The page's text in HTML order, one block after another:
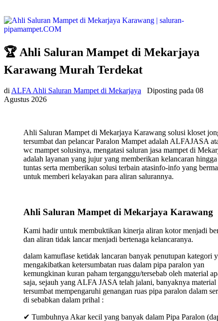
🏆 Ahli Saluran Mampet di Mekarjaya
Karawang Murah Terdekat
di ALFA Ahli Saluran Mampet di Mekarjaya Diposting pada 08
Agustus 2026
Ahli Saluran Mampet di Mekarjaya Karawang solusi kloset
tersumbat dan pelancar Paralon Mampet adalah ALFAJASA
wc mampet solusinya, mengatasi saluran jasa mampet di
adalah layanan yang jujur yang memberikan kelancaran hingga
tuntas serta memberikan solusi terbain atasinfo-info yang
untuk memberi kelayakan para aliran salurannya.
Ahli Saluran Mampet di Mekarjaya Karawang
Kami hadir untuk membuktikan kinerja aliran kotor menjadi
dan aliran tidak lancar menjadi bertenaga kelancaranya.
dalam kamuflase ketidak lancaran banyak penutupan kategori
mengakibatkan ketersumbatan ruas dalam pipa paralon yan
kemungkinan kuran paham terganggu/tersebab oleh material
saja, sejauh yang ALFA JASA telah jalani, banyaknya material
tersumbat mempengaruhi genangan ruas pipa paralon dalam
di sebabkan dalam prihal :
✔ Tumbuhnya Akar kecil yang banyak dalam Pipa Paralon